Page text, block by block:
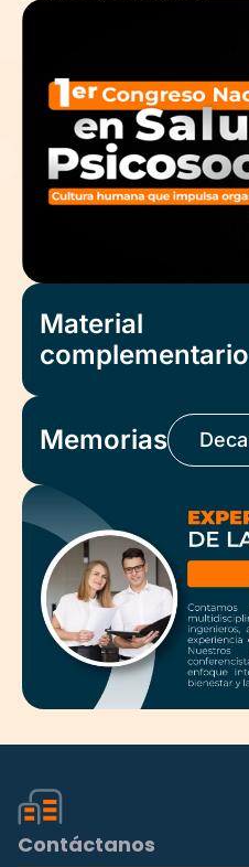
Material
complementario
Memorias
Contáctanos